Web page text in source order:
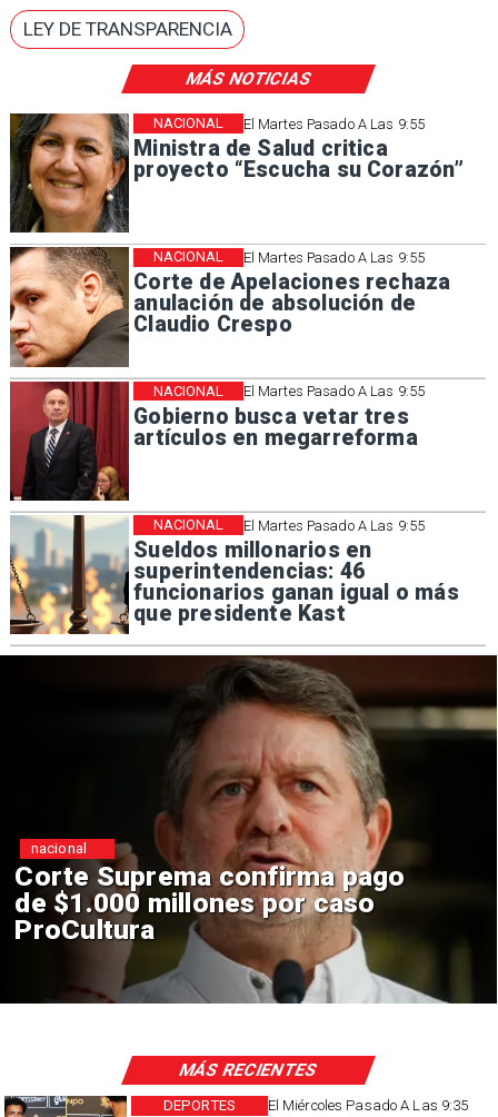
MÁS NOTICIAS
El Martes Pasado A Las 9:55
Ministra de Salud critica
proyecto “Escucha su Corazón”
NACIONAL
El Martes Pasado A Las 9:55
Corte de Apelaciones rechaza
anulación de absolución de
Claudio Crespo
NACIONAL
El Martes Pasado A Las 9:55
Gobierno busca vetar tres
artículos en megarreforma
NACIONAL
El Martes Pasado A Las 9:55
Sueldos millonarios en
superintendencias: 46
funcionarios ganan igual o más
que presidente Kast
NACIONAL
LEY DE TRANSPARENCIA
Codelco suspende
construcción de Andes Norte
en El Teniente por riesgos
sísmicos
nacional
El Miércoles Pasado A Las 9:35
DEPORTES
MÁS RECIENTES